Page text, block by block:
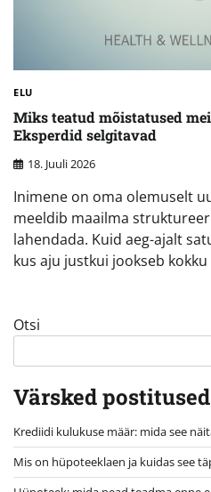
ELU
Miks teatud mõistatused
Eksperdid selgitavad
18. Juuli 2026
Inimene on oma olemuselt
meeldib maailma
lahendada. Kuid aeg-ajalt
kus aju justkui jookseb
Otsi
Värsked postitused
Krediidi kulukuse määr: mida see
Mis on hüpoteeklaen ja kuidas see